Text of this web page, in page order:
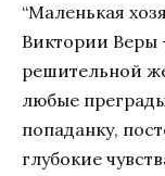
“Маленькая
Виктории Веры
решительной
любые
попаданку,
глубокие